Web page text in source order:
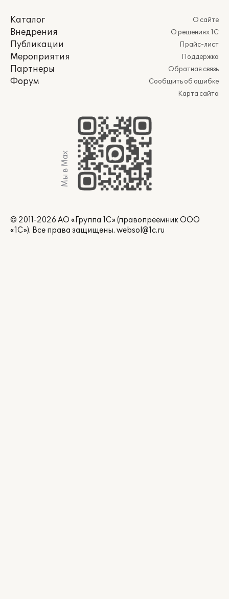
Каталог
Внедрения
Публикации
Мероприятия
Партнеры
Форум
О сайте
О решениях 1С
Прайс-лист
Поддержка
Обратная связь
Сообщить об ошибке
Карта сайта
Мы в Max
© 2011-2026 АО «Группа 1С» (правопреемник ООО
«1С»). Все права защищены. websol@1c.ru